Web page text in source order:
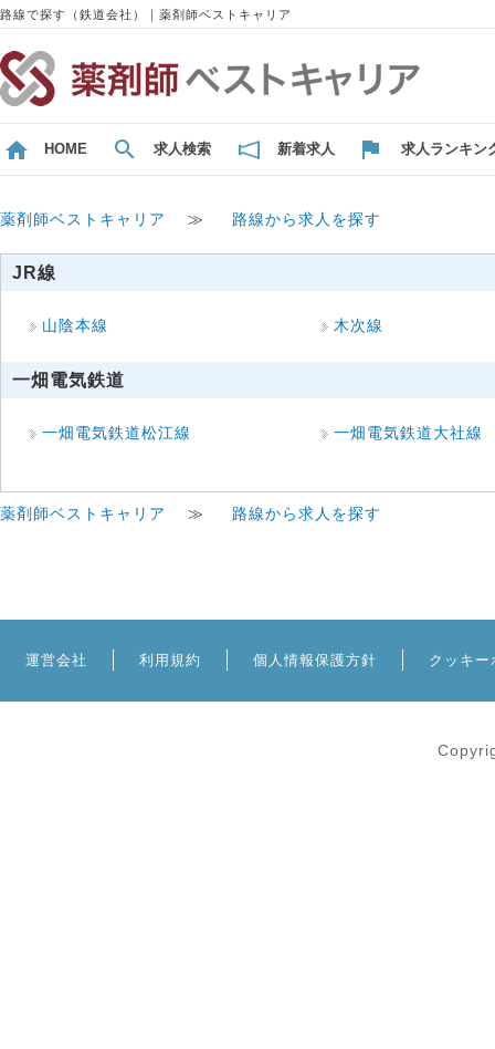
路線で探す（鉄道会社）｜薬剤師ベストキャリア
HOME 求人検索 新着求人 求人ランキン
薬剤師ベストキャリア ≫ 路線から求人を探す
JR線
山陰本線 木次線
一畑電気鉄道
一畑電気鉄道松江線 一畑電気鉄道大社線
薬剤師ベストキャリア ≫ 路線から求人を探す
運営会社 利用規約 個人情報保護方針 クッキー